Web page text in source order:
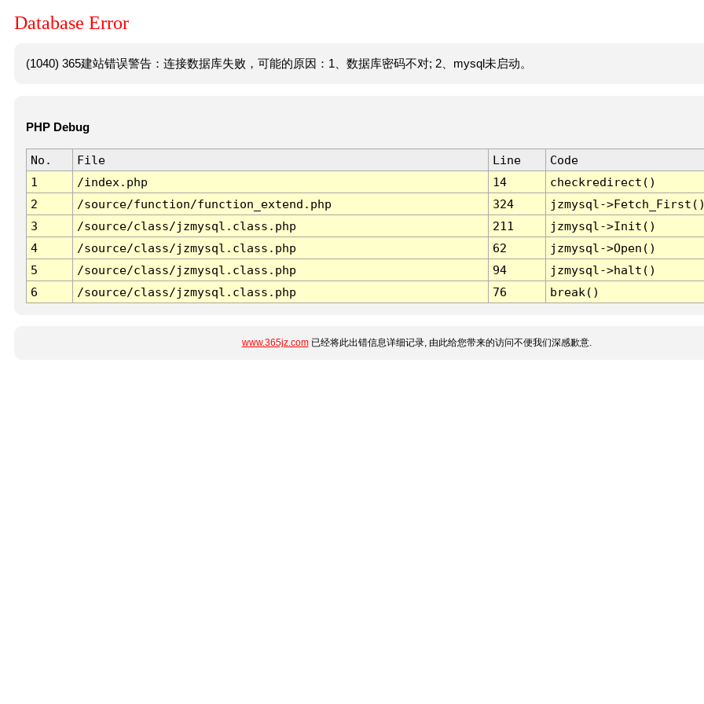
Database Error
(1040) 365建站错误警告：连接数据库失败，可能的原因：1、数据库密码不对; 2、mysql未启动。
PHP Debug
No. File Line
Code
1
/index.php 14
checkredirect()
2
/source/function/function_extend.php 324
jzmysql-
3
/source/class/jzmysql.class.php 211
jzmysql->Init()
4
/source/class/jzmysql.class.php 62
jzmysql->Open()
5
/source/class/jzmysql.class.php 94
jzmysql->halt()
6
/source/class/jzmysql.class.php 76 break()
www.365jz.com已经将此出错信息详细记录, 由此给您带来的访问不便我们深感歉意.